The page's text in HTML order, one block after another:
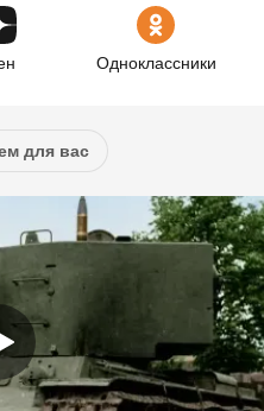
Одноклассники
для вас